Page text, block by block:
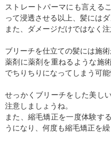
ストレートパーマにも言える
って浸透させる以上、髪にはダ
また、ダメージだけではなく注
ブリーチを仕立ての髪には施
薬剤に薬剤を重ねるような施
でちりちりになってしまう可能
せっかくブリーチをした美し
注意しましょうね。
また、縮毛矯正を一度体験す
うになり、何度も縮毛矯正を